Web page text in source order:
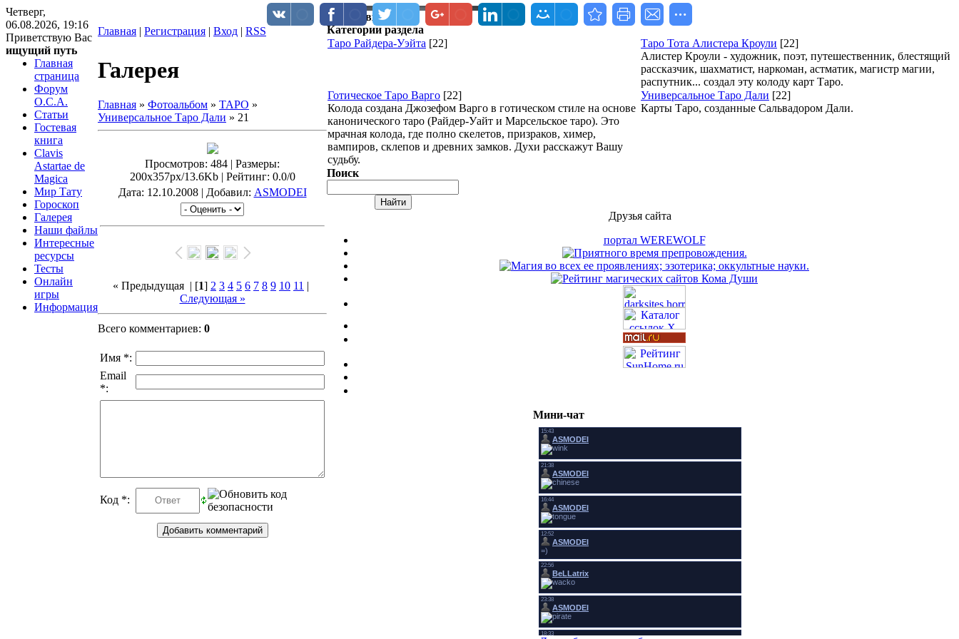
Четверг,
06.08.2026, 19:16
Приветствую Вас
ищущий путь
Главная | Регистрация | Вход | RSS
Главная
страница
Форум
O.C.A.
Статьи
Гостевая
книга
Clavis
Astartae de
Magica
Мир Тату
Гороскоп
Галерея
Наши файлы
Интересные
ресурсы
Тесты
Онлайн
игры
Информация
Галерея
Главная » Фотоальбом » ТАРО »
Универсальное Таро Дали » 21
Просмотров: 484 | Размеры:
200x357px/13.6Kb | Рейтинг: 0.0/0
Дата: 12.10.2008 | Добавил: ASMODEI
« Предыдущая | [1] 2 3 4 5 6 7 8 9 10 11 |
Следующая »
Всего комментариев: 0
Имя *:
Email
*:
Код *:
Форма входа
Категории раздела
Таро Райдера-Уэйта [22] Таро Тота Алистера Кроули [22]
Алистер Кроули - художник, поэт, путешественник, блестящий
рассказчик, шахматист, наркоман, астматик, магистр магии,
распутник... создал эту колоду карт Таро.
Готическое Таро Варго [22]
Колода создана Джозефом Варго в готическом стиле на основе
канонического таро (Райдер-Уайт и Марсельское таро). Это
мрачная колода, где полно скелетов, призраков, химер,
вампиров, склепов и древних замков. Духи расскажут Вашу
судьбу.
Универсальное Таро Дали [22]
Карты Таро, созданные Сальвадором Дали.
Поиск
Друзья сайта
портал WEREWOLF
Мини-чат